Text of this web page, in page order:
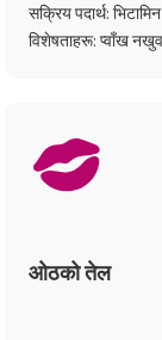
सक्रिय पदार्थ:
विशेषताहरू: प्वाँख
ओठको तेल